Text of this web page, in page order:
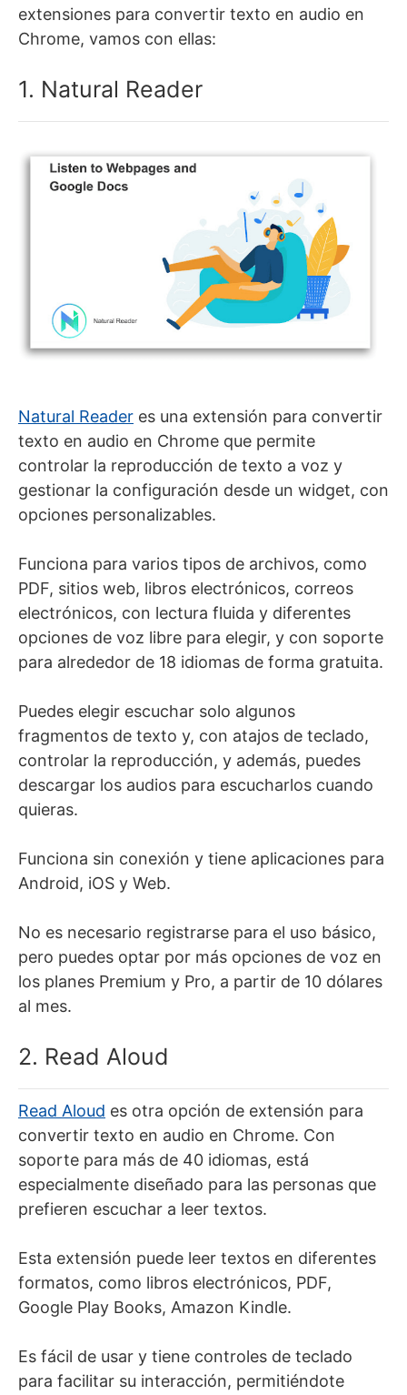
extensiones para convertir texto en audio en
Chrome, vamos con ellas:
1. Natural Reader
Natural Reader es una extensión para convertir
texto en audio en Chrome que permite
controlar la reproducción de texto a voz y
gestionar la configuración desde un widget, con
opciones personalizables.
Funciona para varios tipos de archivos, como
PDF, sitios web, libros electrónicos, correos
electrónicos, con lectura fluida y diferentes
opciones de voz libre para elegir, y con soporte
para alrededor de 18 idiomas de forma gratuita.
Puedes elegir escuchar solo algunos
fragmentos de texto y, con atajos de teclado,
controlar la reproducción, y además, puedes
descargar los audios para escucharlos cuando
quieras.
Funciona sin conexión y tiene aplicaciones para
Android, iOS y Web.
No es necesario registrarse para el uso básico,
pero puedes optar por más opciones de voz en
los planes Premium y Pro, a partir de 10 dólares
al mes.
2. Read Aloud
Read Aloud es otra opción de extensión para
convertir texto en audio en Chrome. Con
soporte para más de 40 idiomas, está
especialmente diseñado para las personas que
prefieren escuchar a leer textos.
Esta extensión puede leer textos en diferentes
formatos, como libros electrónicos, PDF,
Google Play Books, Amazon Kindle.
Es fácil de usar y tiene controles de teclado
para facilitar su interacción, permitiéndote